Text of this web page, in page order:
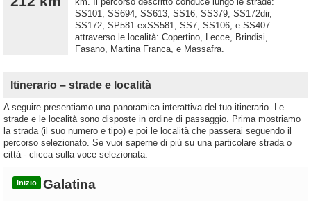
SS101, SS694, SS613, SS16, SS379, SS172dir,
SS172, SP581-exSS581, SS7, SS106, e SS407
attraverso le località: Copertino, Lecce, Brindisi,
Fasano, Martina Franca, e Massafra.
Itinerario – strade e località
A seguire presentiamo una panoramica interattiva del tuo itinerario. Le
strade e le località sono disposte in ordine di passaggio. Prima mostriamo
la strada (il suo numero e tipo) e poi le località che passerai seguendo il
percorso selezionato. Se vuoi saperne di più su una particolare strada o
città - clicca sulla voce selezionata.
Inizio Galatina